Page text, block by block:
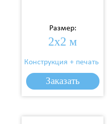
Размер:
2х2 м
Конструкция + печать
Цена:
4 000 р.
Заказать
Заказать
Заказать